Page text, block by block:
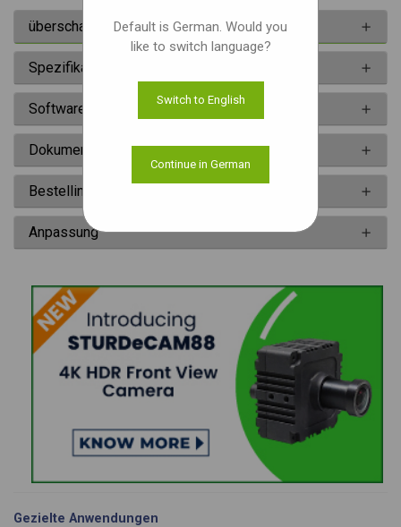
überschau
Spezifikationen
Software
Dokumente
Bestellinformationen
Anpassung
Gezielte Anwendungen
Default is German. Would you
like to switch language?
Switch to English
Continue in German